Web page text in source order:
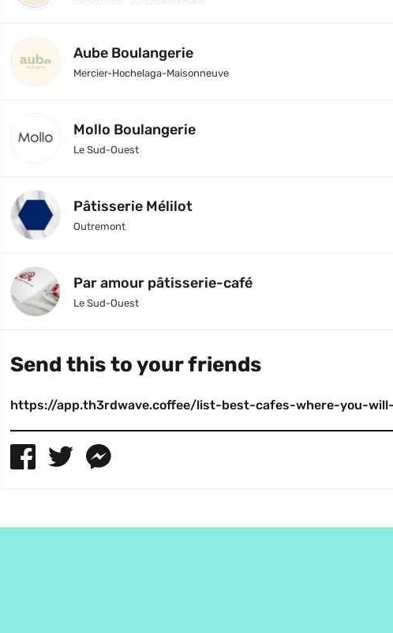
Aube Boulangerie
Mercier-Hochelaga-Maisonneuve
Mollo Boulangerie
Le Sud-Ouest
Pâtisserie Mélilot
Outremont
Par amour pâtisserie-café
Le Sud-Ouest
Send this to your friends